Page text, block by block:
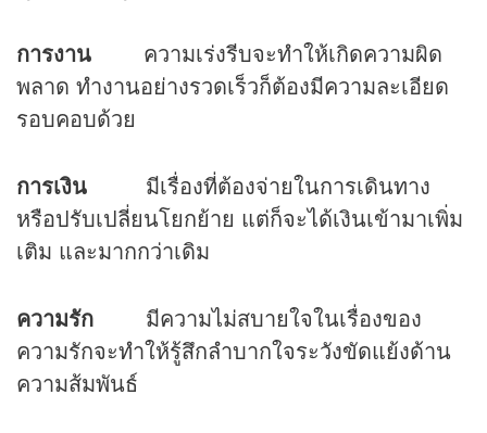
การงาน ความเร่งรีบจะทำให้เกิดความผิด
พลาด ทำงานอย่างรวดเร็วก็ต้องมีความละเอียด
รอบคอบด้วย
การเงิน มีเรื่องที่ต้องจ่ายในการเดินทาง
หรือปรับเปลี่ยนโยกย้าย แต่ก็จะได้เงินเข้ามาเพิ่ม
เติม และมากกว่าเดิม
ความรัก มีความไม่สบายใจในเรื่องของ
ความรักจะทำให้รู้สึกลำบากใจระวังขัดแย้งด้าน
ความส้มพันธ์